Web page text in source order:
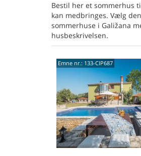
Bestil her et sommerhus
kan medbringes. Vælg
sommerhuse i Galižana
husbeskrivelsen.
Emne nr.: 133-CIP687